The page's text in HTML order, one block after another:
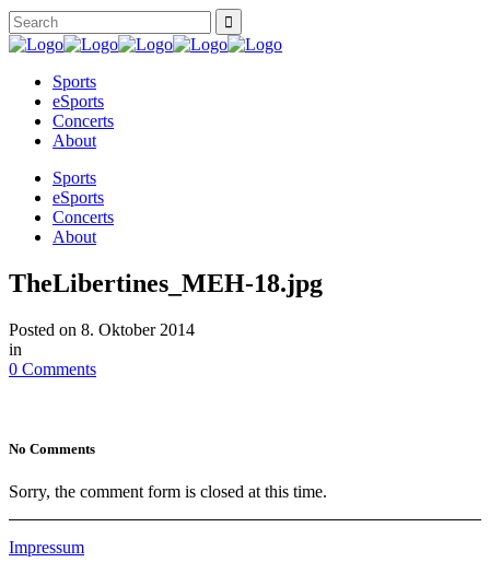
Sports
eSports
Concerts
About
Sports
eSports
Concerts
About
TheLibertines_MEH-18.jpg
Posted on 8. Oktober 2014
in
0 Comments
No Comments
Sorry, the comment form is closed at this time.
Impressum